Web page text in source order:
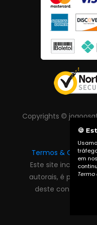
Copyrights ©
Termos &
Este site inclui
autorais, é proibida
deste conteúdo
🍪
em